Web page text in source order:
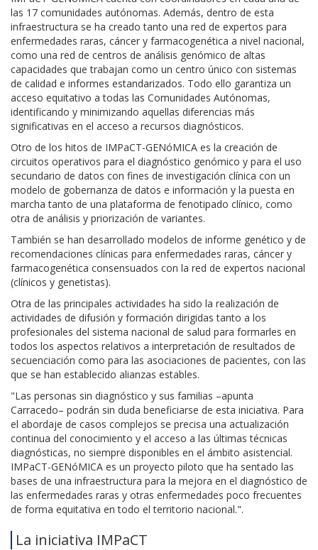
las 17 comunidades autónomas. Además, dentro de esta
infraestructura se ha creado tanto una red de expertos para
enfermedades raras, cáncer y farmacogenética a nivel nacional,
como una red de centros de análisis genómico de altas
capacidades que trabajan como un centro único con sistemas
de calidad e informes estandarizados. Todo ello garantiza un
acceso equitativo a todas las Comunidades Autónomas,
identificando y minimizando aquellas diferencias más
significativas en el acceso a recursos diagnósticos.
Otro de los hitos de IMPaCT-GENóMICA es la creación de
circuitos operativos para el diagnóstico genómico y para el uso
secundario de datos con fines de investigación clínica con un
modelo de gobernanza de datos e información y la puesta en
marcha tanto de una plataforma de fenotipado clínico, como
otra de análisis y priorización de variantes.
También se han desarrollado modelos de informe genético y de
recomendaciones clínicas para enfermedades raras, cáncer y
farmacogenética consensuados con la red de expertos nacional
(clínicos y genetistas).
Otra de las principales actividades ha sido la realización de
actividades de difusión y formación dirigidas tanto a los
profesionales del sistema nacional de salud para formarles en
todos los aspectos relativos a interpretación de resultados de
secuenciación como para las asociaciones de pacientes, con las
que se han establecido alianzas estables.
"Las personas sin diagnóstico y sus familias –apunta
Carracedo– podrán sin duda beneficiarse de esta iniciativa. Para
el abordaje de casos complejos se precisa una actualización
continua del conocimiento y el acceso a las últimas técnicas
diagnósticas, no siempre disponibles en el ámbito asistencial.
IMPaCT-GENóMICA es un proyecto piloto que ha sentado las
bases de una infraestructura para la mejora en el diagnóstico de
las enfermedades raras y otras enfermedades poco frecuentes
de forma equitativa en todo el territorio nacional.".
La iniciativa IMPaCT